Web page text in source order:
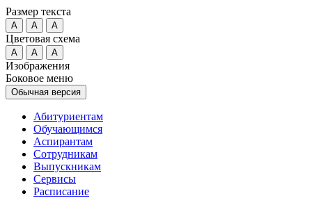
Размер текста
A A A
Цветовая схема
A A A
Изображения
Боковое меню
Обычная версия
Абитуриентам
Обучающимся
Аспирантам
Сотрудникам
Выпускникам
Сервисы
Расписание